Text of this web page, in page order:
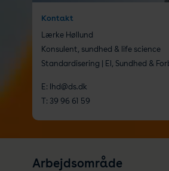
Kontakt
Lærke Høllund
Konsulent, sundhed & life science
Standardisering | El, Sundhed &
E: lhd@ds.dk
T: 39 96 61 59
Arbejdsområde